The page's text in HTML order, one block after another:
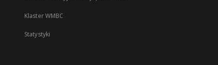
Klaster WMBC
Statystyki